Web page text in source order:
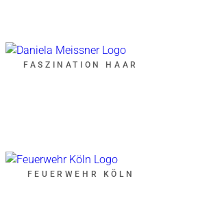
FASZINATION HAAR
FEUERWEHR KÖLN